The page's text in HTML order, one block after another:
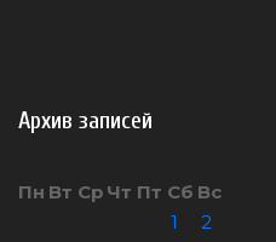
Архив записей
Пн Вт Ср Чт Пт Сб Вс
1
2